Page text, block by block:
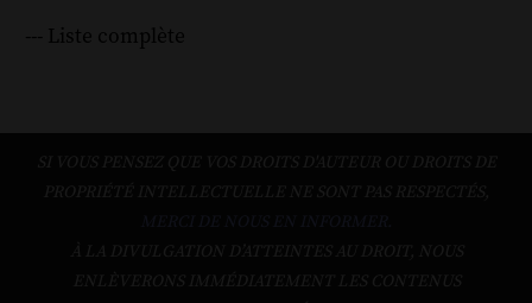
--- Liste complète